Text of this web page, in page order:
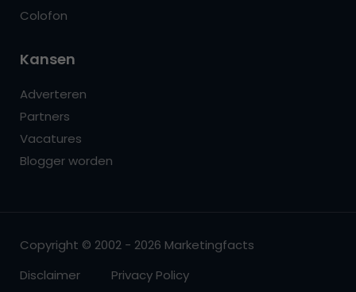
Colofon
Kansen
Adverteren
Partners
Vacatures
Blogger worden
Copyright © 2002 - 2026 Marketingfacts
Disclaimer
Privacy Policy